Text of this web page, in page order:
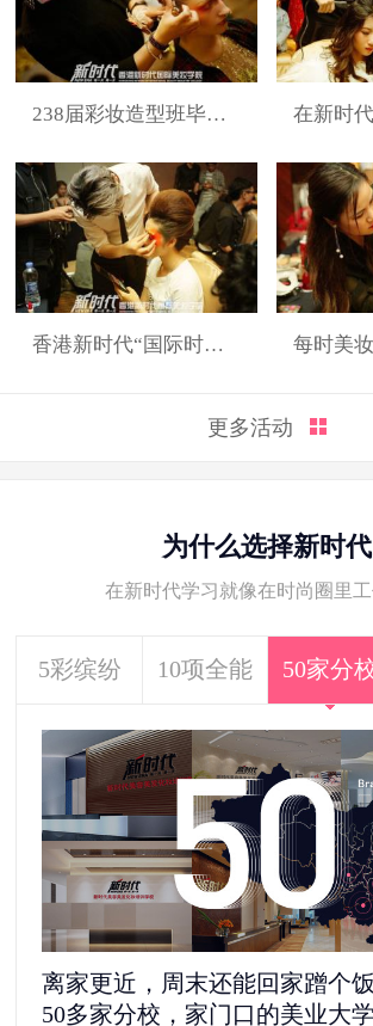
238届彩妆造型班毕业展 在新时
香港新时代“国际时装周”展演造型 每时美
更多活动
为什么选择新时代
在新时代学习就像在时尚圈里
5彩缤纷 10项全能 50家分
离家更近，周末还能回家蹭个饭
50多家分校，家门口的美业大学